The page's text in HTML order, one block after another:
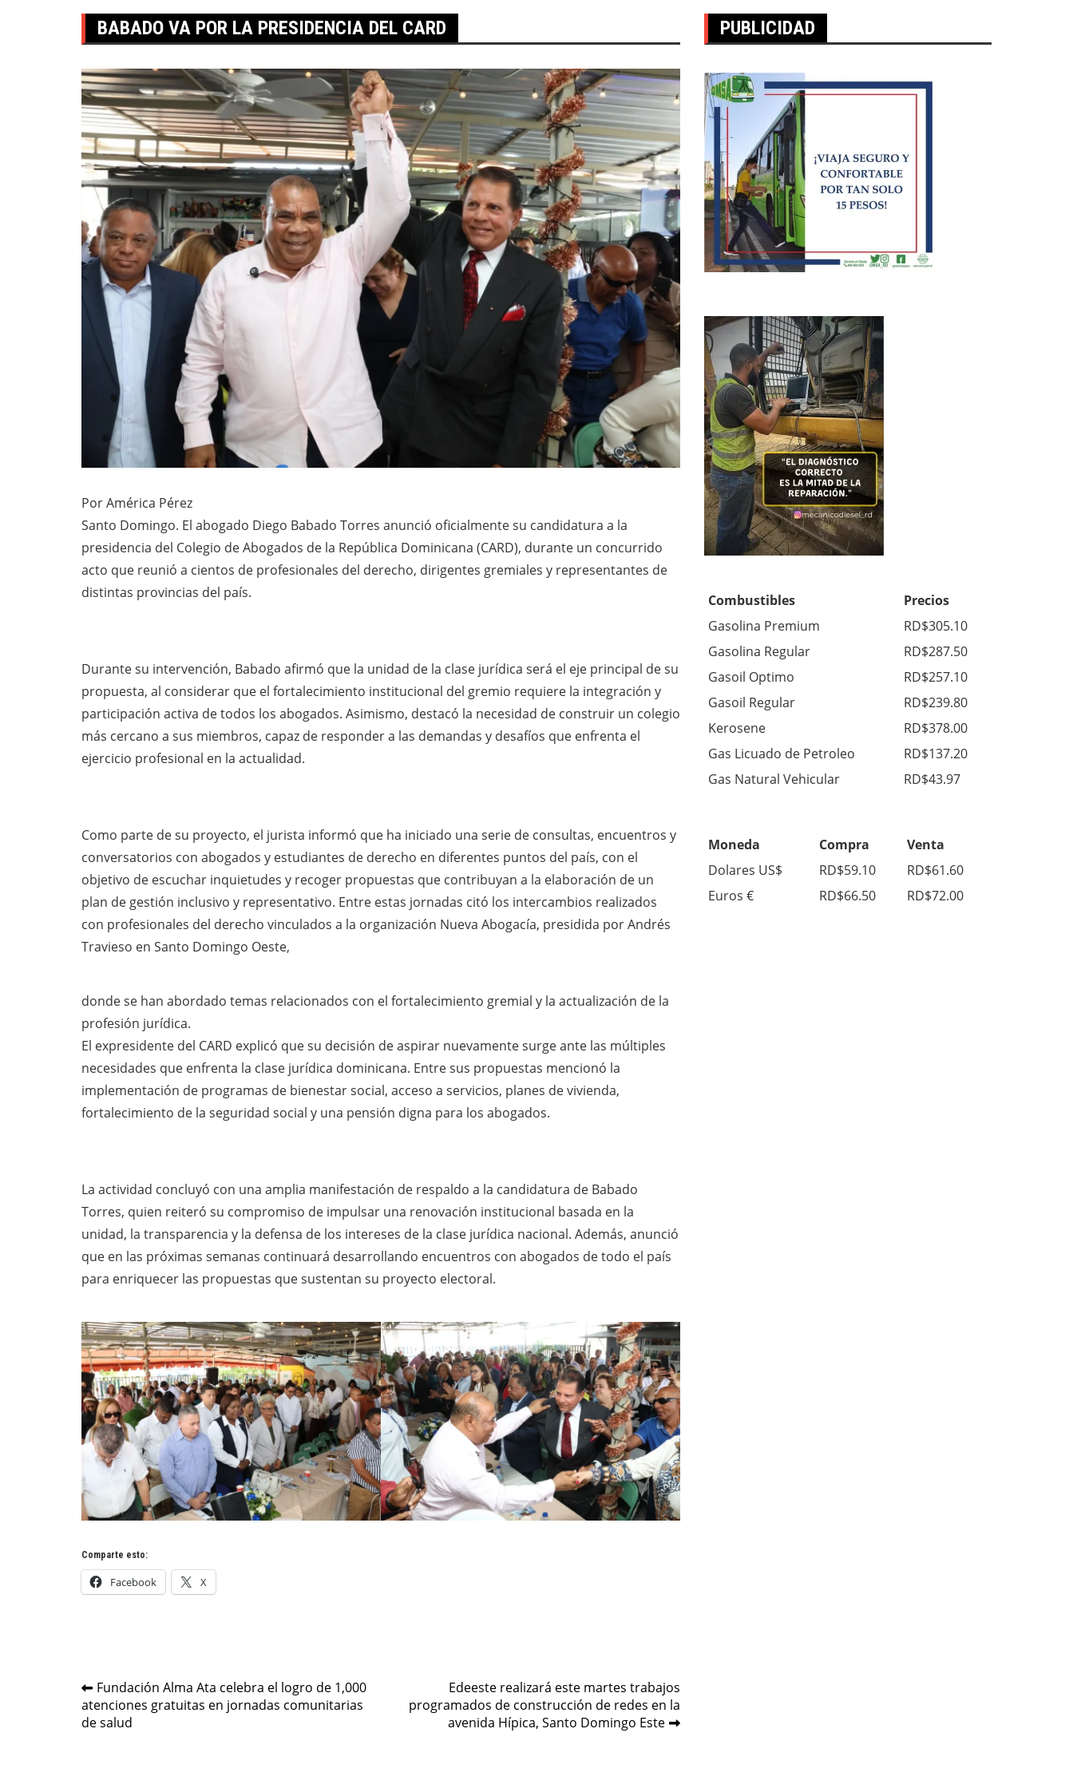
BABADO VA POR LA PRESIDENCIA DEL CARD
Por América Pérez
Santo Domingo. El abogado Diego Babado Torres anunció oficialmente su candidatura a la
presidencia del Colegio de Abogados de la República Dominicana (CARD), durante un concurrido
acto que reunió a cientos de profesionales del derecho, dirigentes gremiales y representantes de
distintas provincias del país.
Durante su intervención, Babado afirmó que la unidad de la clase jurídica será el eje principal de su
propuesta, al considerar que el fortalecimiento institucional del gremio requiere la integración y
participación activa de todos los abogados. Asimismo, destacó la necesidad de construir un colegio
más cercano a sus miembros, capaz de responder a las demandas y desafíos que enfrenta el
ejercicio profesional en la actualidad.
Como parte de su proyecto, el jurista informó que ha iniciado una serie de consultas, encuentros y
conversatorios con abogados y estudiantes de derecho en diferentes puntos del país, con el
objetivo de escuchar inquietudes y recoger propuestas que contribuyan a la elaboración de un
plan de gestión inclusivo y representativo. Entre estas jornadas citó los intercambios realizados
con profesionales del derecho vinculados a la organización Nueva Abogacía, presidida por Andrés
Travieso en Santo Domingo Oeste,
donde se han abordado temas relacionados con el fortalecimiento gremial y la actualización de la
profesión jurídica.
El expresidente del CARD explicó que su decisión de aspirar nuevamente surge ante las múltiples
necesidades que enfrenta la clase jurídica dominicana. Entre sus propuestas mencionó la
implementación de programas de bienestar social, acceso a servicios, planes de vivienda,
fortalecimiento de la seguridad social y una pensión digna para los abogados.
La actividad concluyó con una amplia manifestación de respaldo a la candidatura de Babado
Torres, quien reiteró su compromiso de impulsar una renovación institucional basada en la
unidad, la transparencia y la defensa de los intereses de la clase jurídica nacional. Además, anunció
que en las próximas semanas continuará desarrollando encuentros con abogados de todo el país
para enriquecer las propuestas que sustentan su proyecto electoral.
Comparte esto:
Facebook X
Navegación
de
Fundación Alma Ata celebra el logro de 1,000
atenciones gratuitas en jornadas comunitarias
de salud
Edeeste realizará este martes trabajos
programados de construcción de redes en la
avenida Hípica, Santo Domingo Este
PUBLICIDAD
Combustibles
Precios
Gasolina Premium
RD$305.10
Gasolina Regular
RD$287.50
Gasoil Optimo
RD$257.10
Gasoil Regular
RD$239.80
Kerosene
RD$378.00
Gas Licuado de Petroleo
RD$137.20
Gas Natural Vehicular
RD$43.97
Moneda Compra
Venta
Dolares US$
RD$59.10
RD$61.60
Euros €
RD$66.50 RD$72.00